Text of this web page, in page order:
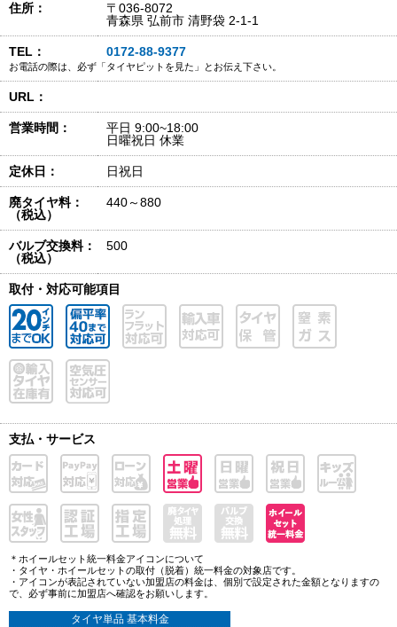
住所：
〒036-8072
青森県 弘前市 清野袋 2-1-1
TEL： 0172-88-9377
お電話の際は、必ず「タイヤピットを見た」とお伝え下さい。
URL：
営業時間：
平日 9:00~18:00
日曜祝日 休業
定休日： 日祝日
廃タイヤ料：
（税込）
440～880
バルブ交換料：
（税込）
500
取付・対応可能項目
支払・サービス
＊ホイールセット統一料金アイコンについて
・タイヤ・ホイールセットの取付（脱着）統一料金の対象店です。
・アイコンが表記されていない加盟店の料金は、個別で設定された金額となりますの
で、必ず事前に加盟店へ確認をお願いします。
タイヤ単品 基本料金